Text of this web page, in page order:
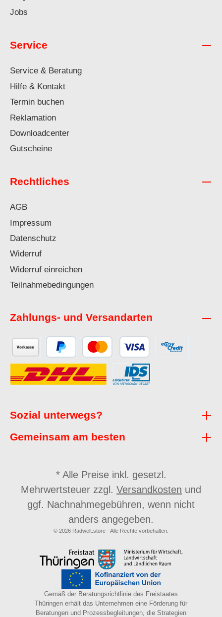
Jobs
Service
Service & Beratung
Hilfe & Kontakt
Termin buchen
Reklamation
Downloadcenter
Gutscheine
Rechtliches
AGB
Impressum
Datenschutz
Widerruf
Widerruf einreichen
Teilnahmebedingungen
Zahlungs- und Versandarten
Sozial unterwegs?
Gemeinsam am besten
* Alle Preise inkl. gesetzl.
Mehrwertsteuer zzgl. Versandkosten und
ggf. Nachnahmegebühren, wenn nicht
anders angegeben.
© 2026 Radwelt.store - Alle Rechte vorbehalten.
Gemäß der Beratungsrichtlinie des Freistaates
Thüringen erhält das Unternehmen eine Förderung für
Beratungen und Prozessbegleitungen, die Strategien